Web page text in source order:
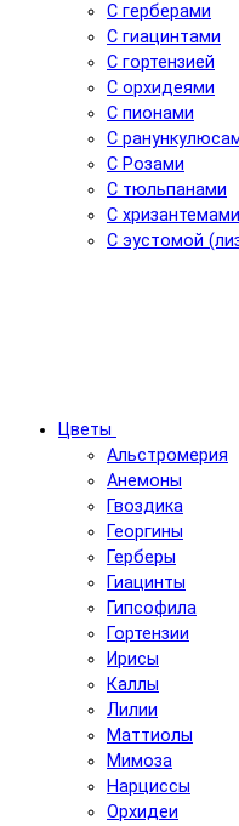
С герберами
С гиацинтами
С гортензией
С орхидеями
С пионами
С
С Розами
С тюльпанами
С хризантемами
С эустомой
Цветы
Альстромерия
Анемоны
Гвоздика
Георгины
Герберы
Гиацинты
Гипсофила
Гортензии
Ирисы
Каллы
Лилии
Маттиолы
Мимоза
Нарциссы
Орхидеи